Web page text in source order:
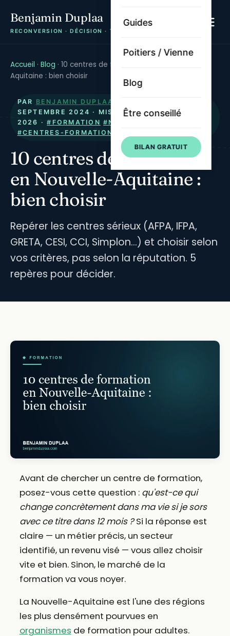
Benjamin Duplaa
RECONVERSION · DÉCISION · TRAJECTOIRE
Guides
Poitiers / Vienne
Blog
Être conseillé
BILAN GRATUIT
Accueil · Blog · 10 centres de formation en Nouvelle-
Aquitaine : bien choisir
PAR BENJAMIN DUPLAA
SEPTEMBRE 2024 · MIS À JOUR LE1 AOÛT
2026 ·#FORMATION #NOUVELLE-AQUITAINE
#CENTRES-FORMATION
10 centres de formation
en Nouvelle-Aquitaine :
bien choisir
Repérer les centres sérieux (AFPA, IFPA,
GRETA, CESI, CCI, Simplon…) et choisir selon
vos critères, pas selon la réputation. 5
repères pour décider.
Avant de chercher un centre de formation,
posez-vous cette question : qu'est-ce qui
change concrètement dans ma vie si je sors
avec ce titre dans 12 mois ?Si la réponse est
claire — un métier précis, un secteur
identifié, un revenu visé — vous allez choisir
vite et bien. Sinon, le marché de la
formation va vous noyer.
La Nouvelle-Aquitaine est l'une des régions
les plus densément pourvues en
organismes de formation pour adultes.